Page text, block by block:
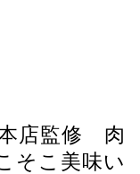
店監修 肉
そこ美味い